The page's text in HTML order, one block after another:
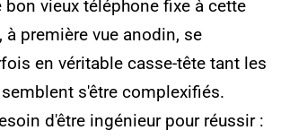
bon vieux téléphone fixe à cette
à première vue anodin, se
en véritable casse-tête tant les
s'être complexifiés.
d'être ingénieur pour réussir :